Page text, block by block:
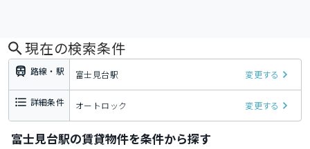
現在の検索条件
路線・駅 富士見台駅 変更する
詳細条件 オートロック 変更する
富士見台駅の賃貸物件を条件から探す